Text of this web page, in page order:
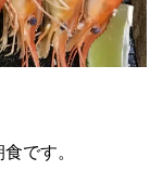
です。